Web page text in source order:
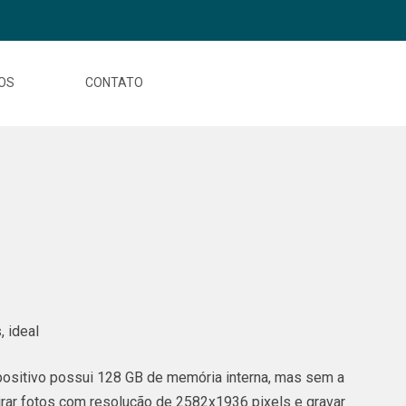
CONTATO
ideal
possui 128 GB de memória interna, mas sem a
fotos com resolução de 2582x1936 pixels e gravar